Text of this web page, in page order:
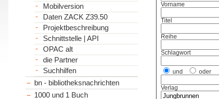
Vorname
Titel
Reihe
Schlagwort
und oder
Verlag
Mobilversion
Daten ZACK Z39.50
Projektbeschreibung
Schnittstelle | API
OPAC alt
die Partner
Suchhilfen
bn - bibliotheksnachrichten
1000 und 1 Buch